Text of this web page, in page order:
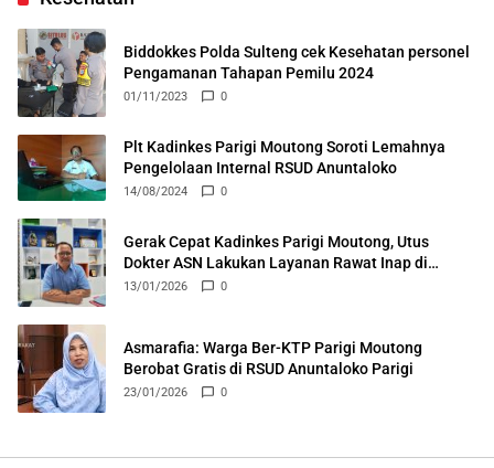
Biddokkes Polda Sulteng cek Kesehatan personel
Pengamanan Tahapan Pemilu 2024
01/11/2023 0
Plt Kadinkes Parigi Moutong Soroti Lemahnya
Pengelolaan Internal RSUD Anuntaloko
14/08/2024 0
Gerak Cepat Kadinkes Parigi Moutong, Utus
Dokter ASN Lakukan Layanan Rawat Inap di
Puskesmas Ongka
13/01/2026 0
Asmarafia: Warga Ber-KTP Parigi Moutong
Berobat Gratis di RSUD Anuntaloko Parigi
23/01/2026 0